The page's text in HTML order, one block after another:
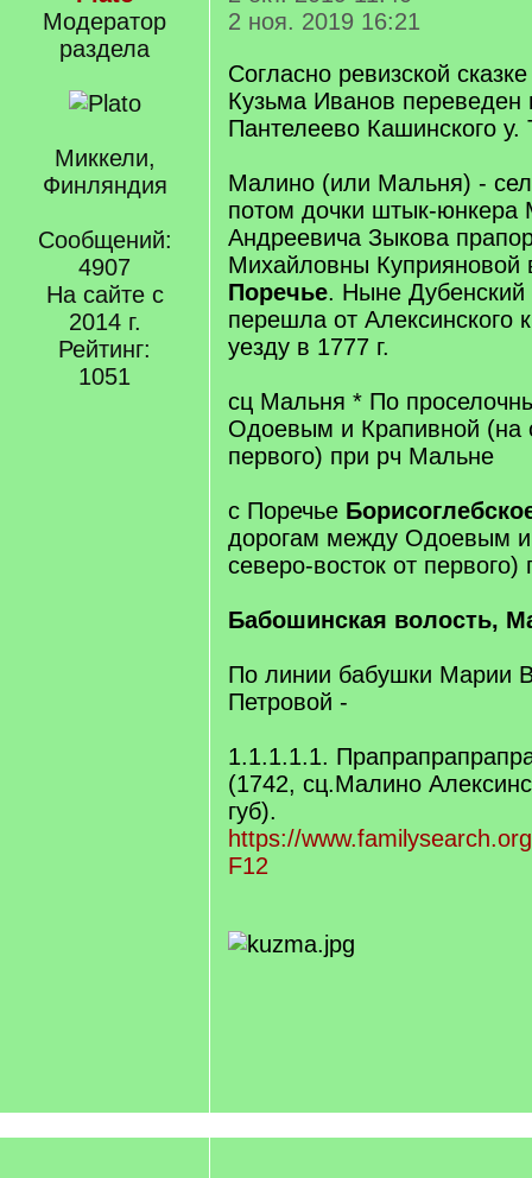
Модератор
раздела
Миккели,
Финляндия
Сообщений:
4907
На сайте с
2014 г.
Рейтинг:
1051
2 ноя. 2019 16:21
Согласно ревизской
Кузьма Иванов переведен
Пантелеево Кашинского у.
Малино (или Мальня) -
потом дочки штык-юнкера
Андреевича Зыкова
Михайловны Куприяновой
Поречье. Ныне Дубенский
перешла от Алексинского
уезду в 1777 г.
сц Мальня * По
Одоевым и Крапивной (на
первого) при рч Мальне
с Поречье
дорогам между Одоевым
северо-восток от первого)
Бабошинская волость,
По линии бабушки Марии
Петровой -
1.1.1.1.1.
(1742, сц.Малино
губ).
https://
F12